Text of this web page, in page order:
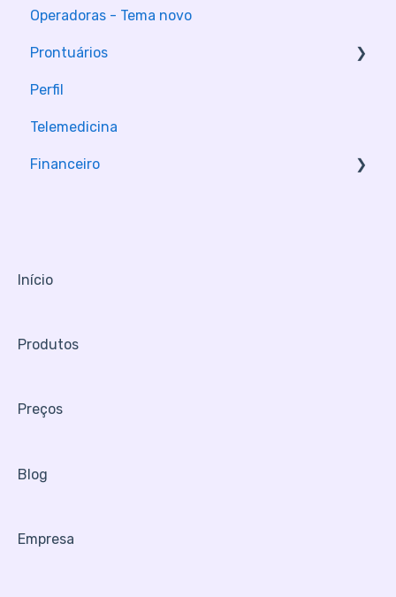
Configuração de contas
Operadoras - Tema novo
Prontuários
Módulos de consulta
Perfil
Telemedicina
Financeiro
Início
Produtos
Preços
Blog
Empresa